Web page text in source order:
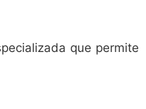
que permite